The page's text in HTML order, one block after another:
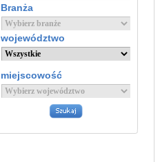
Branża
województwo
miejscowość